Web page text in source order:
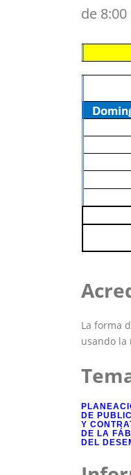
de
La forma
usando la
DE
Y
DE LA
DEL